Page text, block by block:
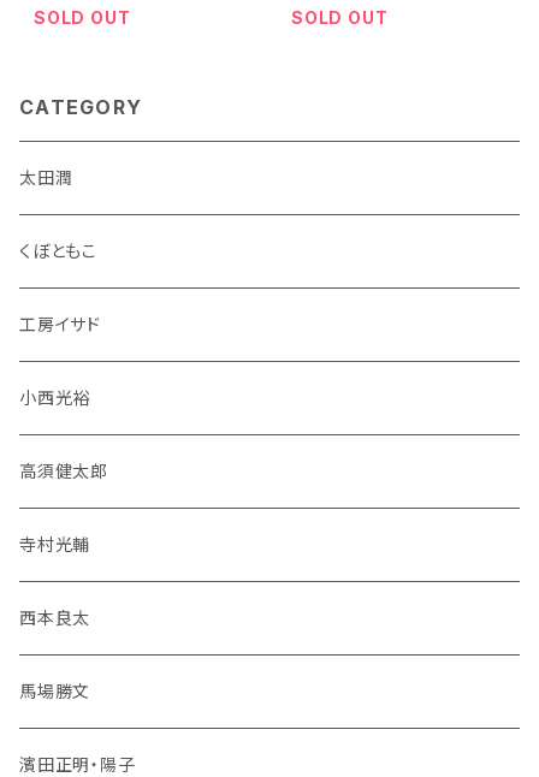
SOLD OUT
SOLD OUT
CATEGORY
太田潤
くぼともこ
工房イサド
小西光裕
高須健太郎
寺村光輔
西本良太
馬場勝文
濱田正明・陽子